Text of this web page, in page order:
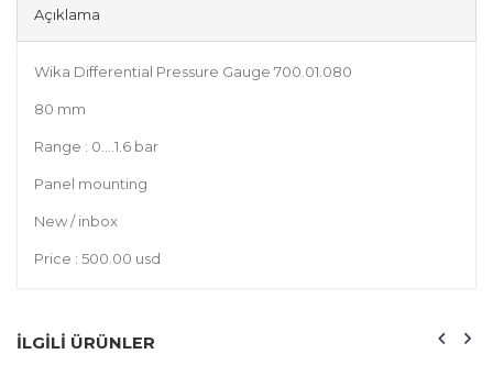
Açıklama
Wika Differential Pressure Gauge 700.01.080
80 mm
Range : 0….1.6 bar
Panel mounting
New / inbox
Price : 500.00 usd
ILGILI ÜRÜNLER